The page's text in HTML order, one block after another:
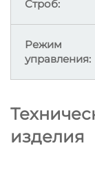
Строб:
Режим
управления:
изделия